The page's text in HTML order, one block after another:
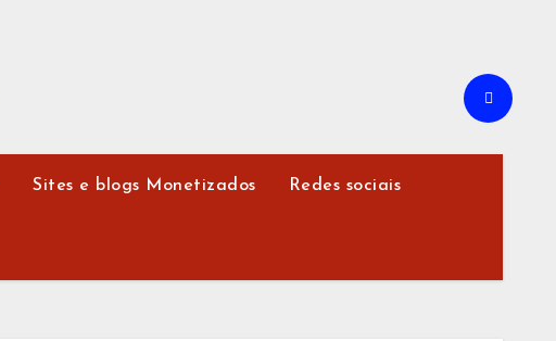
Sites e blogs Monetizados Redes sociais